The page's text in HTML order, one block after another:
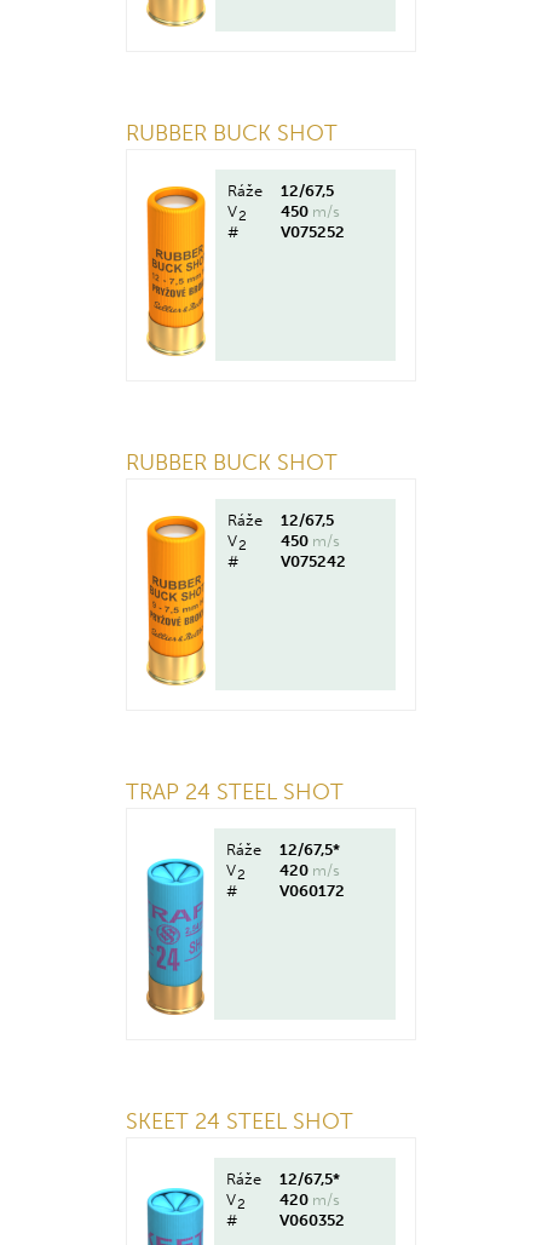
RUBBER BUCK SHOT
Ráže
12/67,5
V2 450 m/s
#
V075252
RUBBER BUCK SHOT
Ráže
12/67,5
V2 450 m/s
#
V075242
TRAP 24 STEEL SHOT
Ráže
12/67,5*
V2 420 m/s
#
V060172
SKEET 24 STEEL SHOT
Ráže
12/67,5*
V2 420 m/s
#
V060352